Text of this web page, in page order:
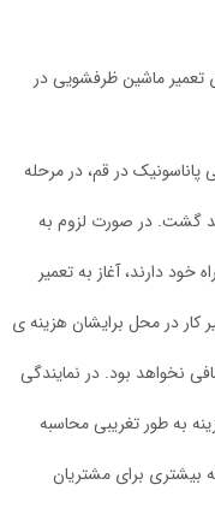
تعمیر ماشین ظرفشویی در
پاناسونیک در قم، در مرحله
گشت. در صورت لزوم به
خود دارند، آغاز به تعمیر
کار در محل برایشان هزینه ی
نخواهد بود. در نمایندگی
به طور تغریبی محاسبه
بیشتری برای مشتریان